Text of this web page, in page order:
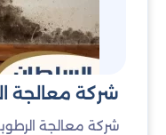
النعيم
المعيريض
شركة معالجة
شركة معالجة